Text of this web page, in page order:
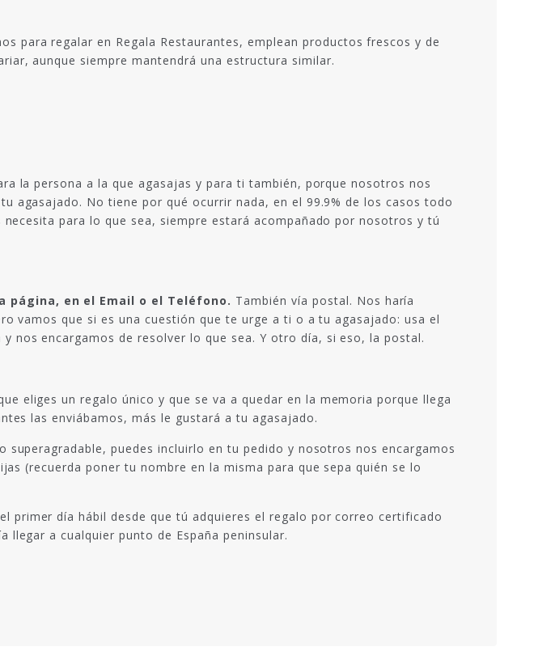
para regalar en Regala Restaurantes, emplean productos frescos y de
aunque siempre mantendrá una estructura similar.
la persona a la que agasajas y para ti también, porque nosotros nos
agasajado. No tiene por qué ocurrir nada, en el 99.9% de los casos todo
para lo que sea, siempre estará acompañado por nosotros y tú
página, en el Email o el Teléfono. También vía postal. Nos haría
vamos que si es una cuestión que te urge a ti o a tu agasajado: usa el
nos encargamos de resolver lo que sea. Y otro día, si eso, la postal.
eliges un regalo único y que se va a quedar en la memoria porque llega
las enviábamos, más le gustará a tu agasajado.
puedes incluirlo en tu pedido y nosotros nos encargamos
(recuerda poner tu nombre en la misma para que sepa quién se lo
primer día hábil desde que tú adquieres el regalo por correo certificado
llegar a cualquier punto de España peninsular.